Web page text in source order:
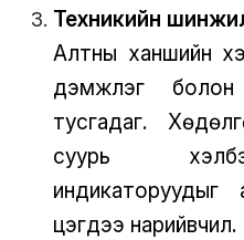
Техникийн
Алтны ханшийн
дэмжлэг болон
тусгадаг.
суурь
цэгүүдээ нарийвчил.